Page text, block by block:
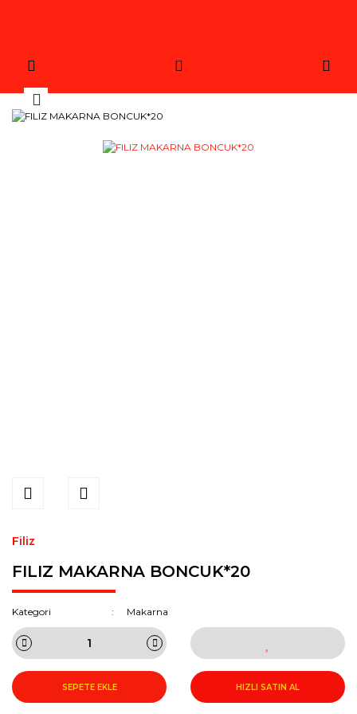
Filiz
FILIZ MAKARNA BONCUK*20
Kategori Makarna
SEPETE EKLE HIZLI SATIN AL